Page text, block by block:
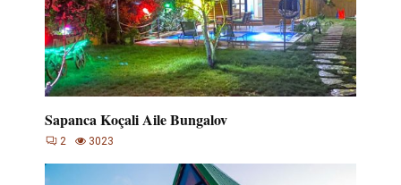
Sapanca Koçali Aile Bungalov
2 3023